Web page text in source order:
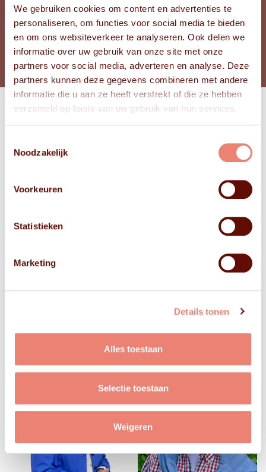
We gebruiken cookies om content en advertenties te
personaliseren, om functies voor social media te bieden
en om ons websiteverkeer te analyseren. Ook delen we
informatie over uw gebruik van onze site met onze
partners voor social media, adverteren en analyse. Deze
partners kunnen deze gegevens combineren met andere
informatie die u aan ze heeft verstrekt of die ze hebben
verzameld op basis van uw gebruik van hun services.
Noodzakelijk
Voorkeuren
Statistieken
Marketing
Details tonen
Alles toestaan
Selectie toestaan
Weigeren
BEKIJK FOTO'S